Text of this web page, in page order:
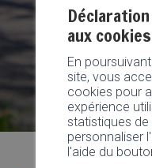
aux cookies
En
site, vous
cookies pour
expérience
statistiques
personnaliser
l'aide du